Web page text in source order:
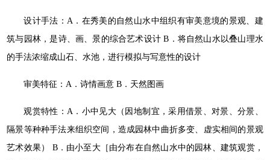
设计手法：A．在秀美的自然山水中组织有审美意境的景观、建
筑与园林，是诗、画、景的综合艺术设计 B．将自然山水以叠山理水
的手法浓缩成山石、水池，进行模拟与写意性的设计
审美特征：A．诗情画意 B．天然图画
观赏特性：A．小中见大（因地制宜，采用借景、对景、分景、
隔景等种种手法来组织空间，造成园林中曲折多变、虚实相间的景观
艺术效果） B．由小至大［由分布在自然山水中的园林、建筑观赏，